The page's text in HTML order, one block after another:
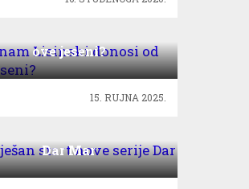
ove jeseni?
15. RUJNA 2025.
Dar Mar